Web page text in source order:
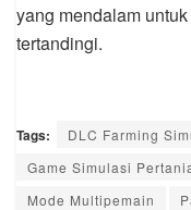
yang mendalam
tertandingi.
Tags: DLC Farming
Game Simulasi
Mode Multipemain